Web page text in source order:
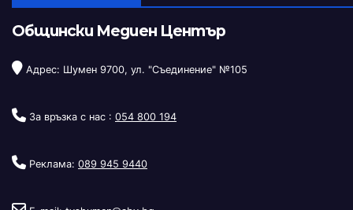
Общински Медиен Център
Адрес: Шумен 9700, ул. "Съединение" №105
За връзка с нас : 054 800 194
Реклама: 089 945 9440